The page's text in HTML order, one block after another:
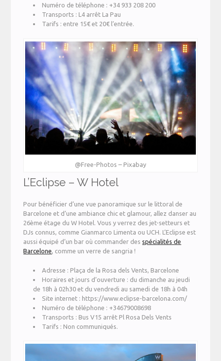
Numéro de téléphone : +34 933 208 200
Transports : L4 arrêt La Pau
Tarifs : entre 15€ et 20€ l’entrée.
@Free-Photos – Pixabay
L’Eclipse – W Hotel
Pour bénéficier d’une vue panoramique sur le littoral de
Barcelone et d’une ambiance chic et glamour, allez danser au
26ème étage du W Hotel. Vous y verrez des jet-setteurs et
DJs connus, comme Gianmarco Limenta ou UCH. L’Eclipse est
aussi équipé d’un bar où commander desspécialités de
Barcelone, comme un verre de sangria !
Adresse : Plaça de la Rosa dels Vents, Barcelone
Horaires et jours d’ouverture : du dimanche au jeudi
de 18h à 02h30 et du vendredi au samedi de 18h à 04h
Site internet : https://www.eclipse-barcelona.com/
Numéro de téléphone : +34679008698
Transports : Bus V15 arrêt Pl Rosa Dels Vents
Tarifs : Non communiqués.